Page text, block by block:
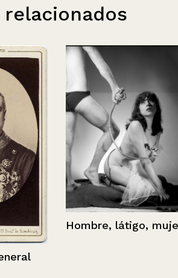
Hombre, látigo, mujer